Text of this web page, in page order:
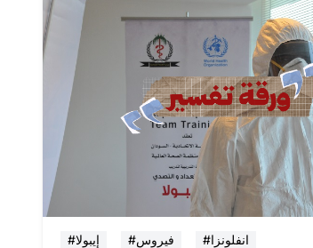
#إيبولا #فيروس #انفلونزا